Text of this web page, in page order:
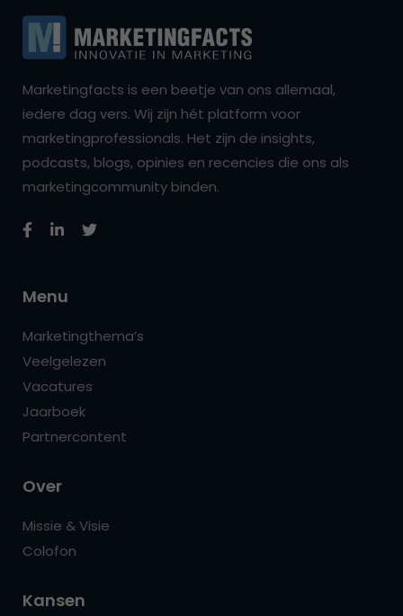
Marketingfacts is een beetje van ons allemaal,
iedere dag vers. Wij zijn hét platform voor
marketingprofessionals. Het zijn de insights,
podcasts, blogs, opinies en recencies die ons als
marketingcommunity binden.
Menu
Marketingthema’s
Veelgelezen
Vacatures
Jaarboek
Partnercontent
Over
Missie & Visie
Colofon
Kansen